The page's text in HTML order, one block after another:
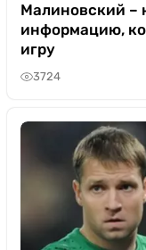
Малиновский –
информацию,
игру
3724